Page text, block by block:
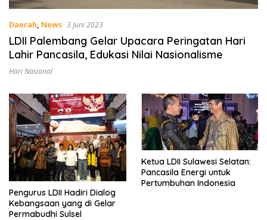
Daerah News 3 Juni 2023
LDII Palembang Gelar Upacara Peringatan Hari
Lahir Pancasila, Edukasi Nilai Nasionalisme
Hari Nasional
Pengurus LDII Hadiri Dialog
Kebangsaan yang di Gelar
Permabudhi Sulsel
Ketua LDII Sulawesi Selatan:
Pancasila Energi untuk
Pertumbuhan Indonesia